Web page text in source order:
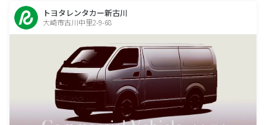
トヨタレンタカー新古川
大崎市古川中里2-9-68